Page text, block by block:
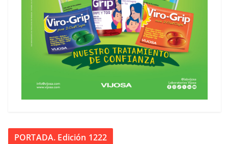
PORTADA. Edición 1222